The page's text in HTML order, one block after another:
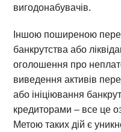
вигодонабувачів.
Іншою поширеною
банкрутства або
оголошення про
виведення активів
або ініціювання
кредиторами – все це
Метою таких дій є